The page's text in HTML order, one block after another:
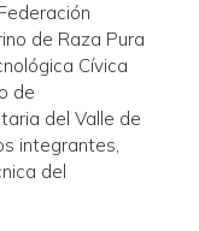
de Raza Pura
Cívica
de
del Valle de
integrantes,
del